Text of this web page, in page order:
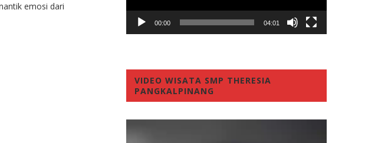
emosi dari
00:00 04:01
VIDEO WISATA SMP THERESIA
PANGKALPINANG